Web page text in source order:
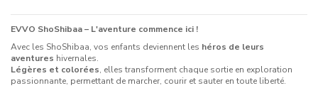
EVVO ShoShibaa – L'aventure commence ici !
Avec les ShoShibaa, vos enfants deviennent les héros de leurs
aventures hivernales.
Légères et colorées, elles transforment chaque sortie en exploration
passionnante, permettant de marcher, courir et sauter en toute liberté.